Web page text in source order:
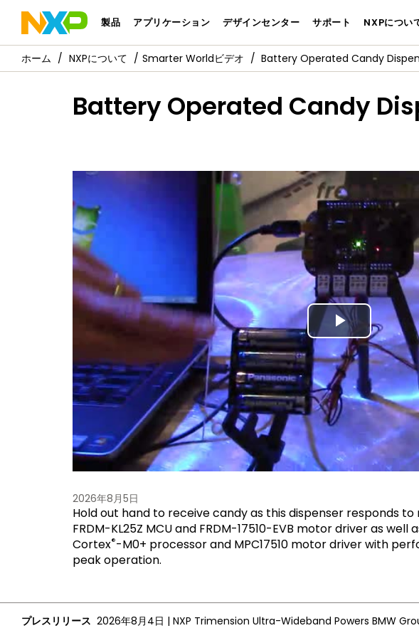
製品 アプリケーション デザインセンター サポート NXPについ
NXPについて Smarter Worldビデオ Battery Operated Candy
Battery Operated Candy
Play
Video
2026年8月5日
Hold out hand to receive candy as this dispenser responds
FRDM-KL25Z MCU and FRDM-17510-EVB motor driver as
Cortex®-M0+ processor and MPC17510 motor driver with
peak operation.
プレスリリース 2026年8月4日 |